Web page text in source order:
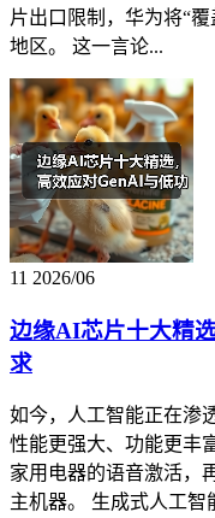
片出口限制，华为将“
地区。 这一言论...
11 2026/06
边缘AI芯片十大精
求
如今，人工智能正在渗
性能更强大、功能更丰
家用电器的语音激活，
主机器。 生成式人工智